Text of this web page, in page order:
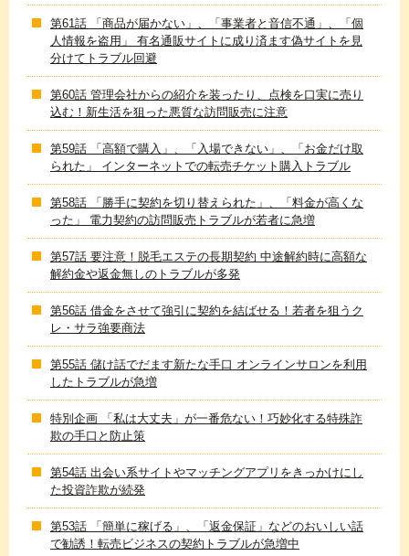
第61話 「商品が届かない」、「事業者と音信不通」、「個
人情報を盗用」 有名通販サイトに成り済ます偽サイトを見
分けてトラブル回避
第60話 管理会社からの紹介を装ったり、点検を口実に売り
込む！新生活を狙った悪質な訪問販売に注意
第59話 「高額で購入」、「入場できない」、「お金だけ取
られた」 インターネットでの転売チケット購入トラブル
第58話 「勝手に契約を切り替えられた」、「料金が高くな
った」 電力契約の訪問販売トラブルが若者に急増
第57話 要注意！脱毛エステの長期契約 中途解約時に高額な
解約金や返金無しのトラブルが多発
第56話 借金をさせて強引に契約を結ばせる！若者を狙うク
レ・サラ強要商法
第55話 儲け話でだます新たな手口 オンラインサロンを利用
したトラブルが急増
特別企画 「私は大丈夫」が一番危ない！巧妙化する特殊詐
欺の手口と防止策
第54話 出会い系サイトやマッチングアプリをきっかけにし
た投資詐欺が続発
第53話 「簡単に稼げる」、「返金保証」などのおいしい話
で勧誘！転売ビジネスの契約トラブルが急増中